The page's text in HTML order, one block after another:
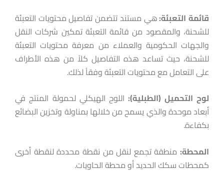
قائمة التعبئة:هي مستند تتضمن تفاصيل محتويات التعبئة
للشحنة، والمقصود من قائمة التعبئة تمكين شركات النقل
والجهات الحكومية والعملاء من معرفة محتويات التعبئة
للشحنة، حيث تساعد هذه التفاصيل كلاً من هذه الأطراف
على التعامل مع محتويات التعبئة وفقاً لذلك.
لوح التحميل (الطبلية): اللوح الهيكلي لحمولة المنتج في
أبعاد موحدة والذي يسمح من خلالها بمناولة وتخزين البضائع
بكفاءة.
المحطة: منطقة تجمع لنقل من نقطة محددة لنقطة أخرى
كمحطات سكك الحديد أو محطة الحاويات.